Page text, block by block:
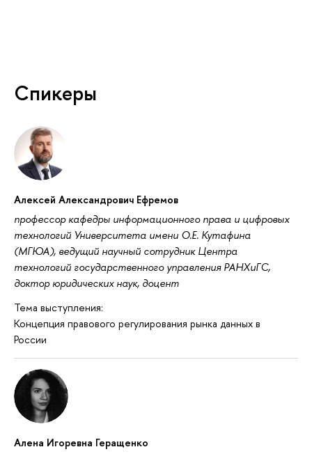
Спикеры
Алексей Александрович Ефремов
профессор кафедры информационного права и цифровых
технологий Университета имени О.Е. Кутафина
(МГЮА), ведущий научный сотрудник Центра
технологий государственного управления РАНХиГС,
доктор юридических наук, доцент
Тема выступления:
Концепция правового регулирования рынка данных в
России
Алена Игоревна Геращенко